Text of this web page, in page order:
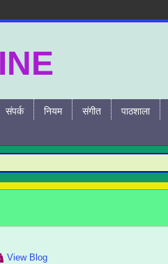
संपर्क नियम संगीत पाठशाला
View Blog